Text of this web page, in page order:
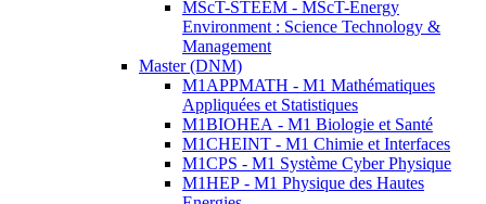
MScT-STEEM - MScT-Energy
Environment : Science Technology &
Management
Master (DNM)
M1APPMATH - M1 Mathématiques
Appliquées et Statistiques
M1BIOHEA - M1 Biologie et Santé
M1CHEINT - M1 Chimie et Interfaces
M1CPS - M1 Système Cyber Physique
M1HEP - M1 Physique des Hautes